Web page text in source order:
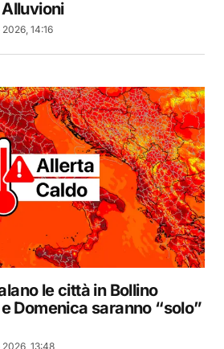
14:16
le città in Bollino
Domenica saranno “solo”
13:48